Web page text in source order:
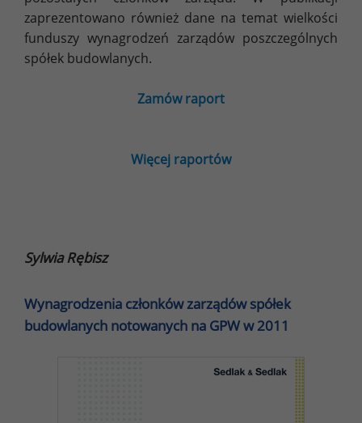
zaprezentowano również dane na temat wielkości
funduszy wynagrodzeń zarządów poszczególnych
spółek budowlanych.
Zamów raport
Więcej raportów
Sylwia Rębisz
Wynagrodzenia członków zarządów spółek
budowlanych notowanych na GPW w 2011